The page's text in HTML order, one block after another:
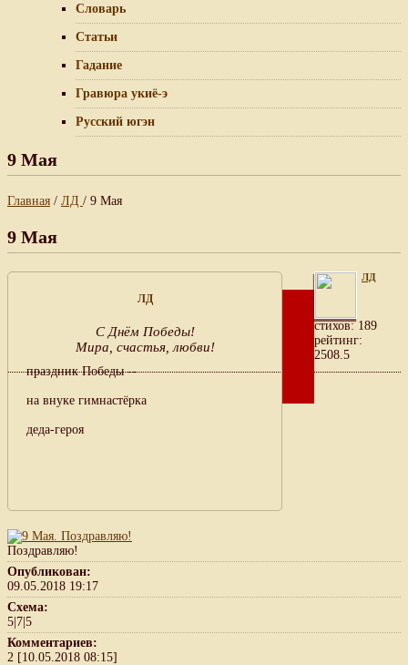
Словарь
Статьи
Гадание
Гравюра укиё-э
Русский югэн
9 Мая
Главная / ЛД / 9 Мая
9 Мая
ЛД
С Днём Победы!
Мира, счастья, любви!
праздник Победы --
на внуке гимнастёрка
деда-героя
ЛД
cтихов: 189
рейтинг:
2508.5
Поздравляю!
Опубликован:
09.05.2018 19:17
Схема:
5|7|5
Комментариев:
2 [10.05.2018 08:15]